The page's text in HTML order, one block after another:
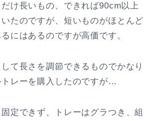
だけ長いもの、できれば90cm以上
たのですが、短いものがほとんど
にはあるのですが高価です。
て長さを調節できるものでかなり
レーを購入したのですが…
定できず、トレーはグラつき、組